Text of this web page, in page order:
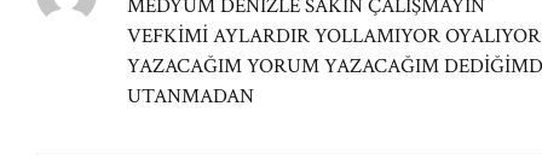
MEDYUM DENİZLE SAKIN ÇALIŞMAYIN
VEFKİMİ AYLARDIR YOLLAMIYOR
YAZACAĞIM YORUM YAZACAĞIM
UTANMADAN